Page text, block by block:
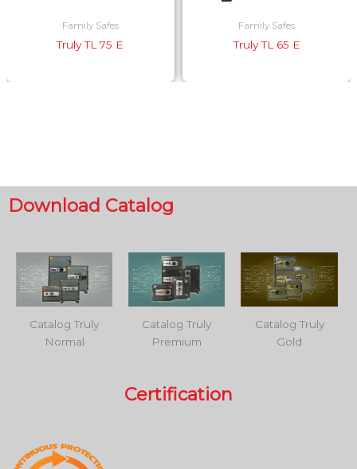
Family Safes
Truly TL 75 E
Family Safes
Truly TL 65 E
Download Catalog
Catalog Truly
Normal
Catalog Truly
Premium
Catalog Truly
Gold
Certification